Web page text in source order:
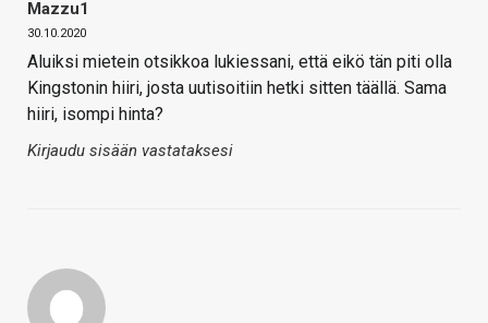
Mazzu1
30.10.2020
Aluiksi mietein otsikkoa lukiessani, että eikö tän piti olla
Kingstonin hiiri, josta uutisoitiin hetki sitten täällä. Sama
hiiri, isompi hinta?
Kirjaudu sisään vastataksesi